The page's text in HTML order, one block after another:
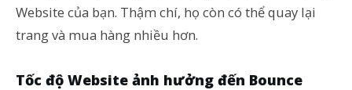
Website của bạn. Thậm chí, họ còn có thể quay lại
trang và mua hàng nhiều hơn.
Tốc độ Website ảnh hưởng đến Bounce